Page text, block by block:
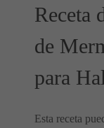
Receta
de
para
Esta receta